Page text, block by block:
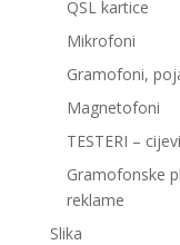
QSL kartice
Mikrofoni
Gramofoni,
Magnetofoni
TESTERI –
Gramofonske
reklame
Slika